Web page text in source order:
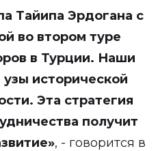
Тайипа Эрдогана с
во втором туре
в Турции. Наши
исторической
Эта стратегия
получит
», - говорится в